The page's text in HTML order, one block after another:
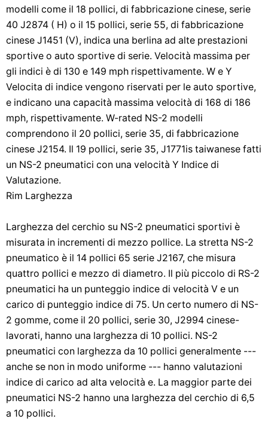
modelli come il 18 pollici, di fabbricazione cinese, serie
40 J2874 ( H) o il 15 pollici, serie 55, di fabbricazione
cinese J1451 (V), indica una berlina ad alte prestazioni
sportive o auto sportive di serie. Velocità massima per
gli indici è di 130 e 149 mph rispettivamente. W e Y
Velocita di indice vengono riservati per le auto sportive,
e indicano una capacità massima velocità di 168 di 186
mph, rispettivamente. W-rated NS-2 modelli
comprendono il 20 pollici, serie 35, di fabbricazione
cinese J2154. Il 19 pollici, serie 35, J1771is taiwanese fatti
un NS-2 pneumatici con una velocità Y Indice di
Valutazione.
Rim Larghezza
Larghezza del cerchio su NS-2 pneumatici sportivi è
misurata in incrementi di mezzo pollice. La stretta NS-2
pneumatico è il 14 pollici 65 serie J2167, che misura
quattro pollici e mezzo di diametro. Il più piccolo di RS-2
pneumatici ha un punteggio indice di velocità V e un
carico di punteggio indice di 75. Un certo numero di NS-
2 gomme, come il 20 pollici, serie 30, J2994 cinese-
lavorati, hanno una larghezza di 10 pollici. NS-2
pneumatici con larghezza da 10 pollici generalmente ---
anche se non in modo uniforme --- hanno valutazioni
indice di carico ad alta velocità e. La maggior parte dei
pneumatici NS-2 hanno una larghezza del cerchio di 6,5
a 10 pollici.